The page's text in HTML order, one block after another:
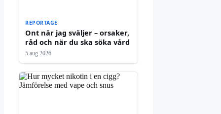
REPORTAGE
Ont när jag sväljer – orsaker,
råd och när du ska söka vård
5 aug 2026